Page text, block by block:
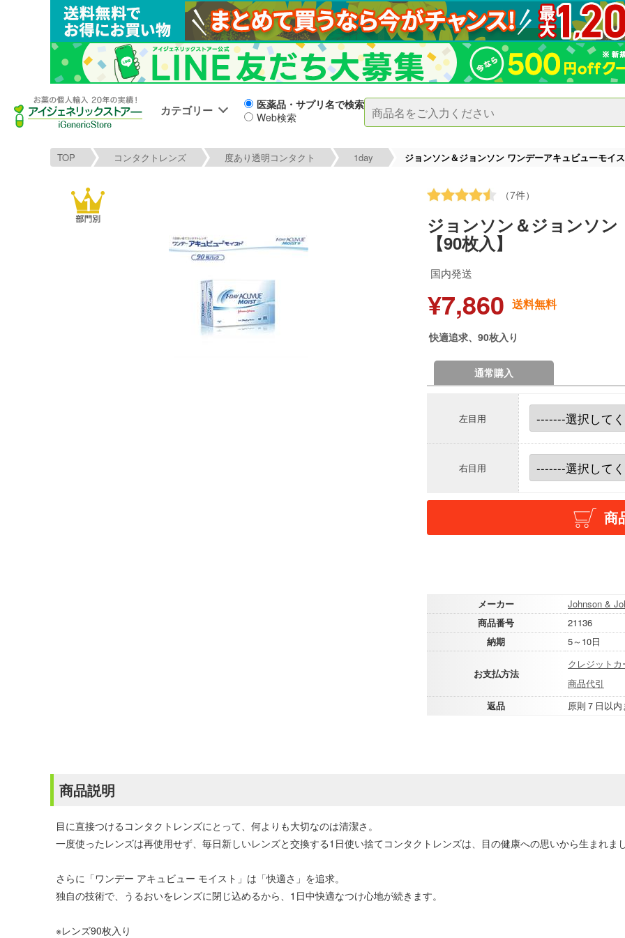
カテゴリー
医薬品・サプリ名で検索
Web検索
TOP コンタクトレンズ 度あり透明コンタクト 1day ジョンソン＆ジョンソン ワンデーアキュビューモイス
（7件）
ジョンソン＆ジョンソ
【90枚入】
国内発送
¥7,860 送料無料
快適追求、90枚入り
通常購入
左目用
右目用
商
メーカー
Johnson &
商品番号
21136
納期
5～10日
お支払方法
クレジットカ
商品代引
返品
原則７日以内
商品説明
目に直接つけるコンタクトレンズにとって、何よりも大切なのは清潔さ。
一度使ったレンズは再使用せず、毎日新しいレンズと交換する1日使い捨てコンタクトレンズは、目の健康への思いから生まれまし
さらに「ワンデー アキュビュー モイスト」は「快適さ」を追求。
独自の技術で、うるおいをレンズに閉じ込めるから、1日中快適なつけ心地が続きます。
※レンズ90枚入り